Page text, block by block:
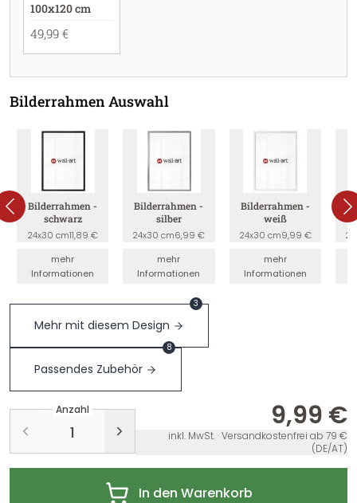
100x120 cm
49,99 €
Bilderrahmen Auswahl
Bilderrahmen -
schwarz
24x30 cm11,89 €
mehr
Informationen
Bilderrahmen -
silber
24x30 cm6,99 €
mehr
Informationen
Bilderrahmen -
weiß
24x30 cm9,99 €
mehr
Informationen
Mehr mit diesem Design
3
Passendes Zubehör
8
Anzahl 9,99 €
inkl. MwSt. · Versandkostenfrei ab 79 €
(DE/AT)
In den Warenkorb